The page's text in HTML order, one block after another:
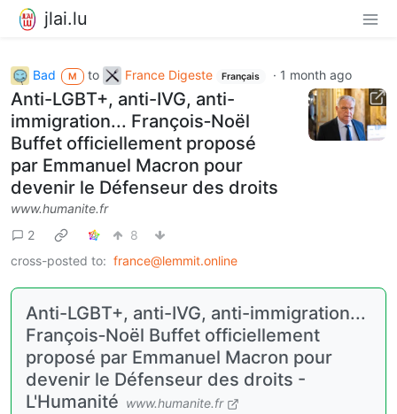
jlai.lu
Bad M to France Digeste Français · 1 month ago
Anti-LGBT+, anti-IVG, anti-
immigration... François‑Noël
Buffet officiellement proposé
par Emmanuel Macron pour
devenir le Défenseur des droits
www.humanite.fr
2
8
cross-posted to: france@lemmit.online
Anti-LGBT+, anti-IVG, anti-immigration...
François‑Noël Buffet officiellement
proposé par Emmanuel Macron pour
devenir le Défenseur des droits -
L'Humanité www.humanite.fr